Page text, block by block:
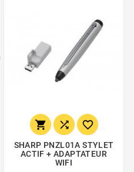
  
SHARP PNZL01A STYLET
ACTIF + ADAPTATEUR
WIFI